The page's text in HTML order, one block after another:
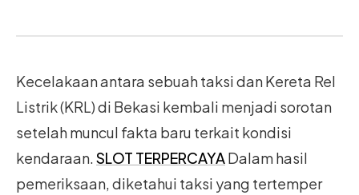
Kecelakaan antara sebuah taksi dan Kereta Rel
Listrik (KRL) di Bekasi kembali menjadi sorotan
setelah muncul fakta baru terkait kondisi
kendaraan.SLOT TERPERCAYADalam hasil
pemeriksaan, diketahui taksi yang tertemper